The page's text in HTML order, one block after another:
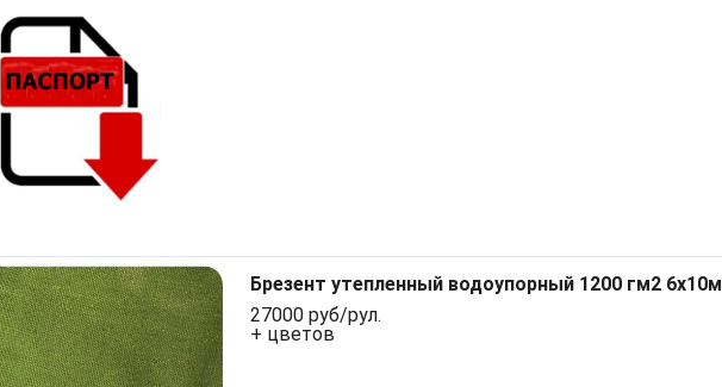
Брезент утепленный водоупорный 1200 гм2 6х10м
27000 руб/рул.
+ цветов